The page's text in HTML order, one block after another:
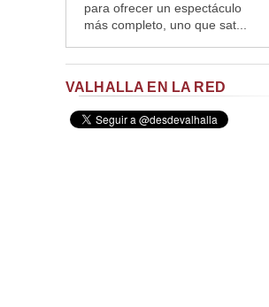
para ofrecer un espectáculo
más completo, uno que sat...
VALHALLA EN LA RED